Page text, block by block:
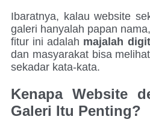
Ibaratnya, kalau website
galeri hanyalah papan
fitur ini adalah majalah
dan masyarakat bisa
sekadar kata-kata.
Kenapa Website
Galeri Itu Penting?